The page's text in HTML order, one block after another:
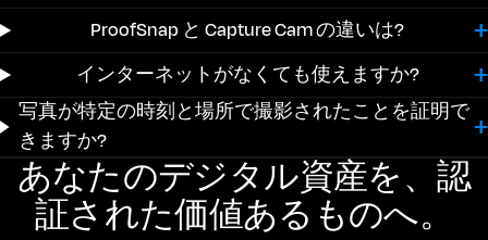
ProofSnap と Capture Cam の違いは?
インターネットがなくても使えますか?
写真が特定の時刻と場所で撮影されたことを証明で
きますか?
あなたのデジタル資産を、認
証された価値あるものへ。